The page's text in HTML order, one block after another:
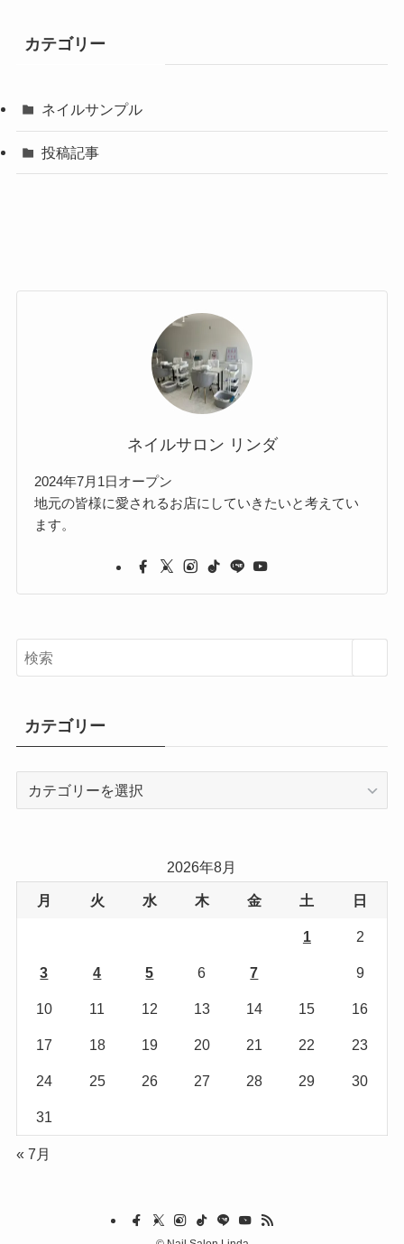
カテゴリー
ネイルサンプル
投稿記事
ネイルサロン リンダ
2024年7月1日オープン
地元の皆様に愛されるお店にしていきたいと考えてい
ます。
カテゴリー
2026年8月
月 火 水 木 金 土 日
1 2
3 4 5 6 7 9
10 11 12 13 14 15 16
17 18 19 20 21 22 23
24 25 26 27 28 29 30
31
« 7月